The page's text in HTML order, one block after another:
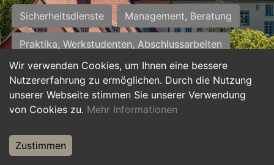
Wir verwenden Cookies, um Ihnen eine bessere
Nutzererfahrung zu ermöglichen. Durch die Nutzung
unserer Webseite stimmen Sie unserer Verwendung
von Cookies zu. Mehr Informationen
Zustimmen
Sicherheitsdienste Management, Beratung
Praktika, Werkstudenten, Abschlussarbeiten
Personalwesen Assistenz, Sekretariat
Hilfskräfte, Aushilfs- und Nebenjobs
Weiterbildung, Studium, duale Ausbildung